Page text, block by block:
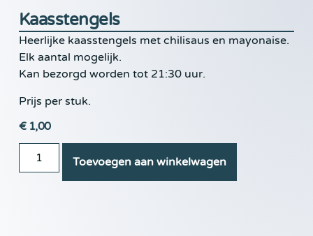
Kaasstengels
Heerlijke kaasstengels met chilisaus en mayonaise.
Elk aantal mogelijk.
Kan bezorgd worden tot 21:30 uur.
Prijs per stuk.
€1,00
Toevoegen aan winkelwagen